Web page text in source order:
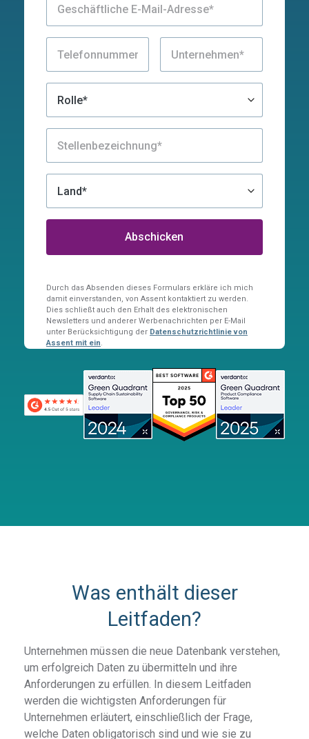
Durch das Absenden dieses Formulars erkläre ich mich
damit einverstanden, von Assent kontaktiert zu werden.
Dies schließt auch den Erhalt des elektronischen
Newsletters und anderer Werbenachrichten per E-Mail
unter Berücksichtigung der Datenschutzrichtlinie von
Assent mit ein.
Was enthält dieser
Leitfaden?
Unternehmen müssen die neue Datenbank verstehen,
um erfolgreich Daten zu übermitteln und ihre
Anforderungen zu erfüllen. In diesem Leitfaden
werden die wichtigsten Anforderungen für
Unternehmen erläutert, einschließlich der Frage,
welche Daten obligatorisch sind und wie sie zu